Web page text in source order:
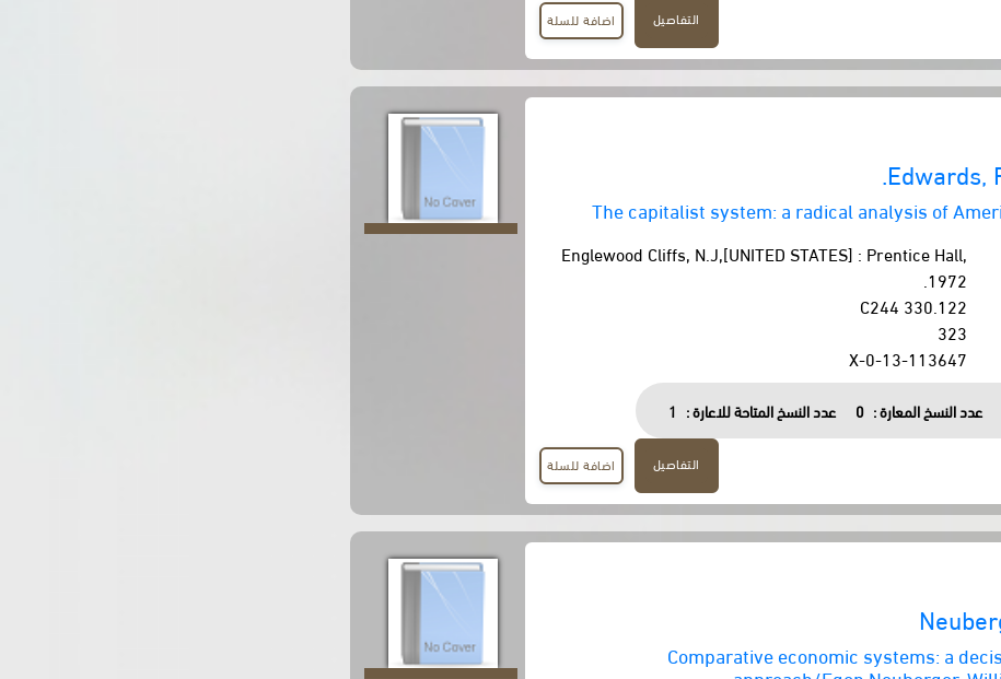
التفاصيل اضافة للسلة
Edwards,
The capitalist system: a radical analysis of
Englewood Cliffs, N.J,[UNITED STATES] : Prentice Hall,
1972.
330.122 C244
323
0-13-113647-X
عدد النسخ المعارة : 0 عدد النسخ المتاحة للاعارة : 1
التفاصيل اضافة للسلة
Comparative economic systems: a